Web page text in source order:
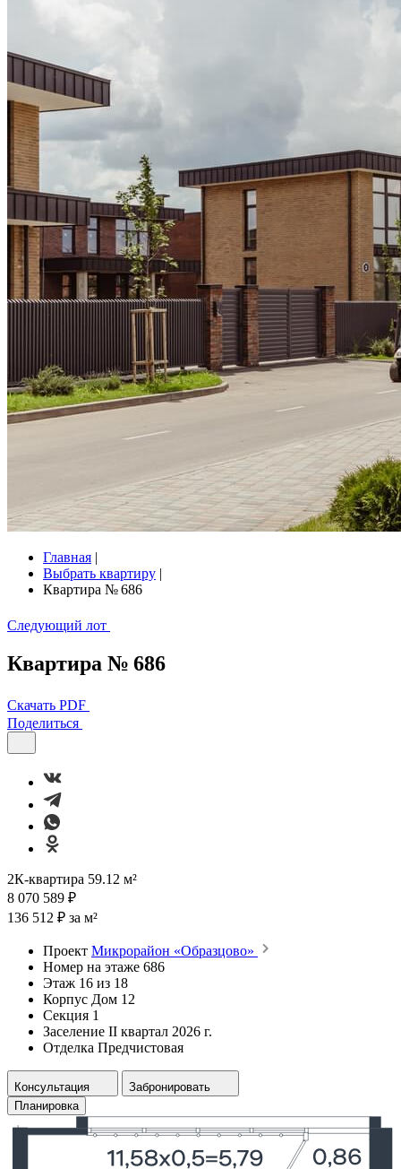
Главная |
Выбрать квартиру |
Квартира № 686
Следующий лот
Квартира № 686
Скачать PDF
Поделиться
2К-квартира 59.12 м²
8 070 589 ₽
136 512 ₽ за м²
Проект Микрорайон «Образцово»
Номер на этаже 686
Этаж 16 из 18
Корпус Дом 12
Секция 1
Заселение II квартал 2026 г.
Отделка Предчистовая
Консультация
Забронировать
Планировка